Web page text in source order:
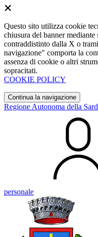
Questo sito utilizza cookie
chiusura del banner
contraddistinto dalla X o
navigazione" comporta la
assenza di cookie o altri
sopracitati.
COOKIE POLICY
Continua la navigazione
Regione Autonoma della
personale